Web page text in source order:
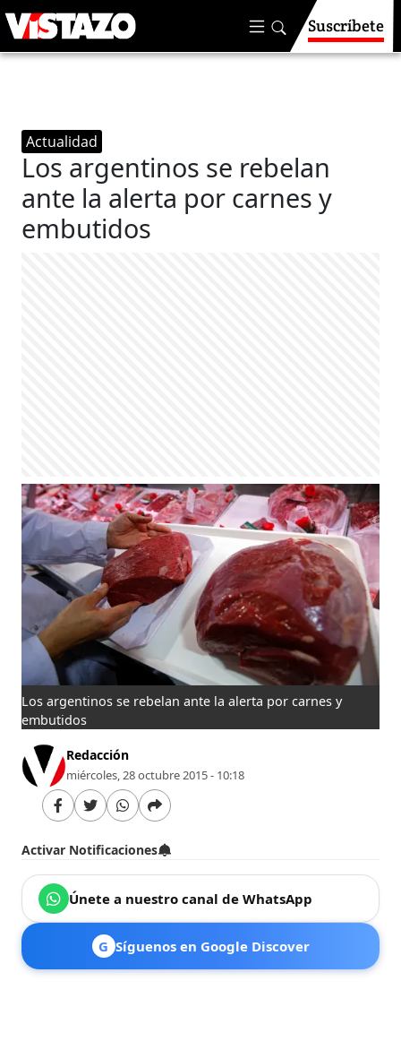
Suscríbete
Actualidad
Los argentinos se rebelan
ante la alerta por carnes y
embutidos
Los argentinos se rebelan ante la alerta por carnes y
embutidos
Redacción
miércoles, 28 octubre 2015 - 10:18
Activar Notificaciones
Únete a nuestro canal de WhatsApp
G Síguenos en Google Discover